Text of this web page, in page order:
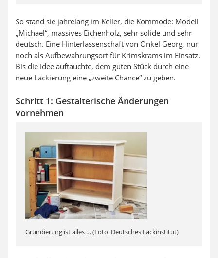
So stand sie jahrelang im Keller, die Kommode: Modell
„Michael“, massives Eichenholz, sehr solide und sehr
deutsch. Eine Hinterlassenschaft von Onkel Georg, nur
noch als Aufbewahrungsort für Krimskrams im Einsatz.
Bis die Idee auftauchte, dem guten Stück durch eine
neue Lackierung eine „zweite Chance“ zu geben.
Schritt 1: Gestalterische Änderungen
vornehmen
Grundierung ist alles … (Foto: Deutsches Lackinstitut)